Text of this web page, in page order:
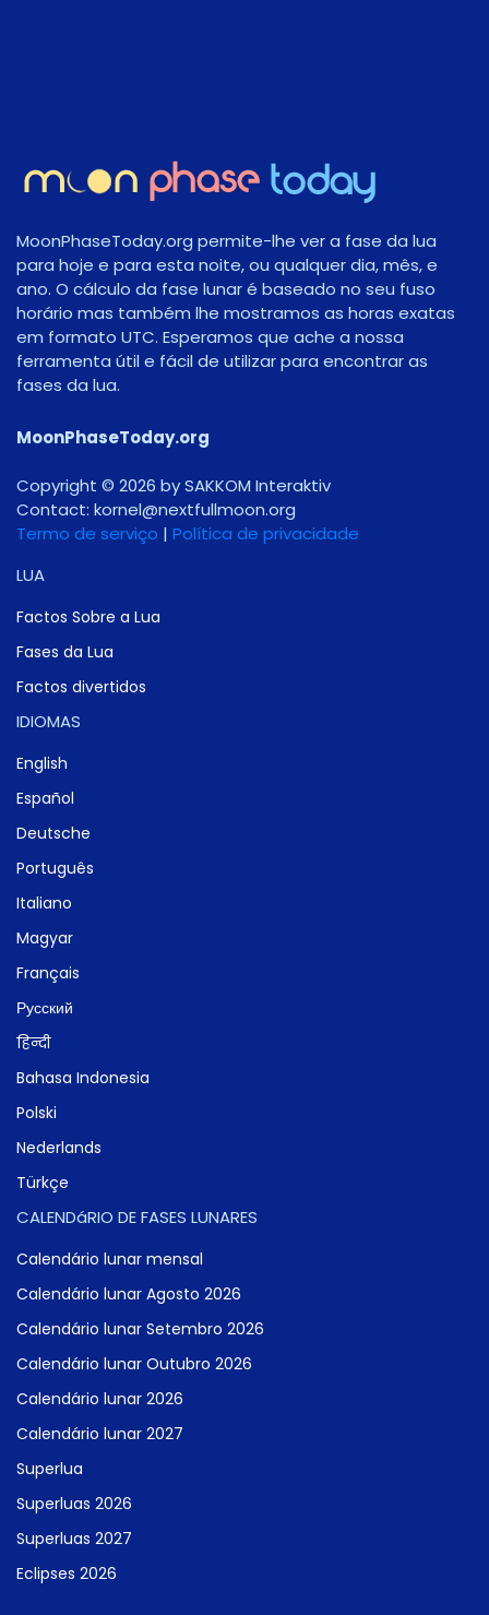
MoonPhaseToday.org permite-lhe ver a fase da lua
para hoje e para esta noite, ou qualquer dia, mês, e
ano. O cálculo da fase lunar é baseado no seu fuso
horário mas também lhe mostramos as horas exatas
em formato UTC. Esperamos que ache a nossa
ferramenta útil e fácil de utilizar para encontrar as
fases da lua.
MoonPhaseToday.org
Copyright © 2026 by SAKKOM Interaktiv
Contact: gro.noomlluftxen@lenrok
Termo de serviço | Política de privacidade
LUA
Factos Sobre a Lua
Fases da Lua
Factos divertidos
IDIOMAS
English
Español
Deutsche
Português
Italiano
Magyar
Français
Русский
हिन्दी
Bahasa Indonesia
Polski
Nederlands
Türkçe
CALENDáRIO DE FASES LUNARES
Calendário lunar mensal
Calendário lunar Agosto 2026
Calendário lunar Setembro 2026
Calendário lunar Outubro 2026
Calendário lunar 2026
Calendário lunar 2027
Superlua
Superluas 2026
Superluas 2027
Eclipses 2026